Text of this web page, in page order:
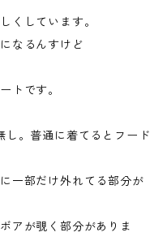
くしています。
なるんすけど
トです。
。普通に着てるとフード
一部だけ外れてる部分が
アが覗く部分がありま